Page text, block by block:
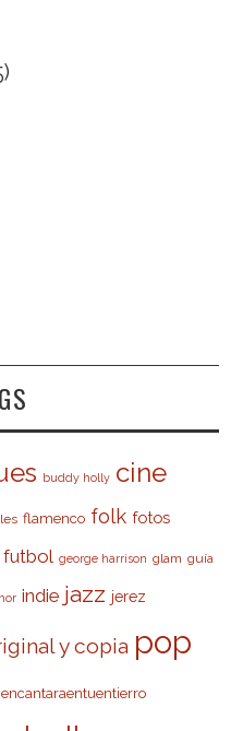
buddy holly cine
flamenco folk fotos
futbol george harrison glam guía
indie jazz jerez
y copia pop